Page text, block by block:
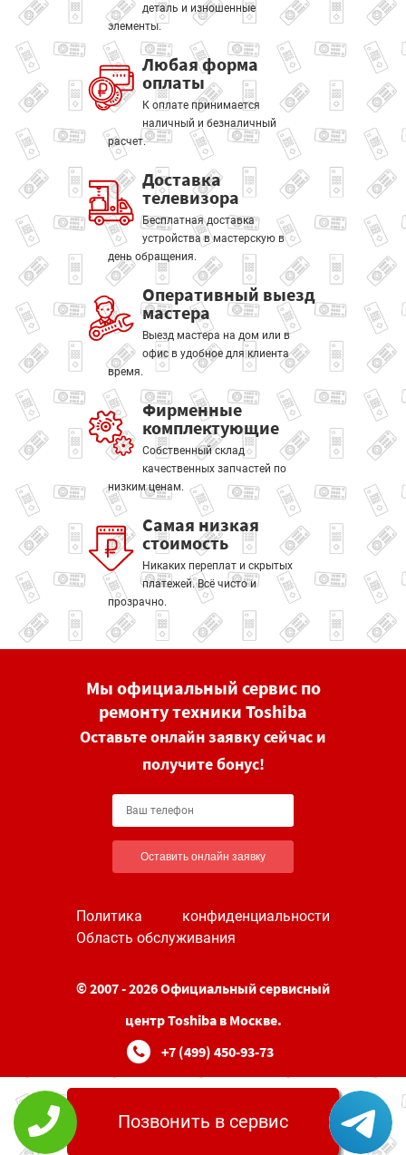
деталь и изношенные
элементы.
Любая форма
оплаты
К оплате принимается
наличный и безналичный
расчет.
Доставка
телевизора
Бесплатная доставка
устройства в мастерскую в
день обращения.
Оперативный выезд
мастера
Выезд мастера на дом или в
офис в удобное для клиента
время.
Фирменные
комплектующие
Собственный склад
качественных запчастей по
низким ценам.
Самая низкая
стоимость
Никаких переплат и скрытых
платежей. Всё чисто и
прозрачно.
Мы официальный сервис по
ремонту техники Toshiba
Оставьте онлайн заявку сейчас и
получите бонус!
Оставить онлайн заявку
Политика конфиденциальности
Область обслуживания
© 2007 - 2026 Официальный сервисный
центр Toshiba в Москве.
+7 (499) 450-93-73
Позвонить в сервис